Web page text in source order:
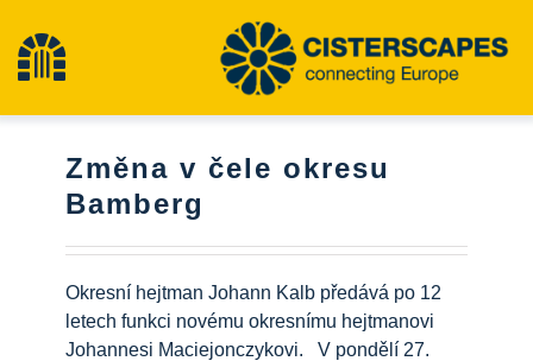
obsahPřepínání
navigace
Cisterscapes
Pěší turistika
Změna v čele okresu
Bamberg
Okresní hejtman Johann Kalb předává po 12
letech funkci novému okresnímu hejtmanovi
Johannesi Maciejonczykovi. V pondělí 27.